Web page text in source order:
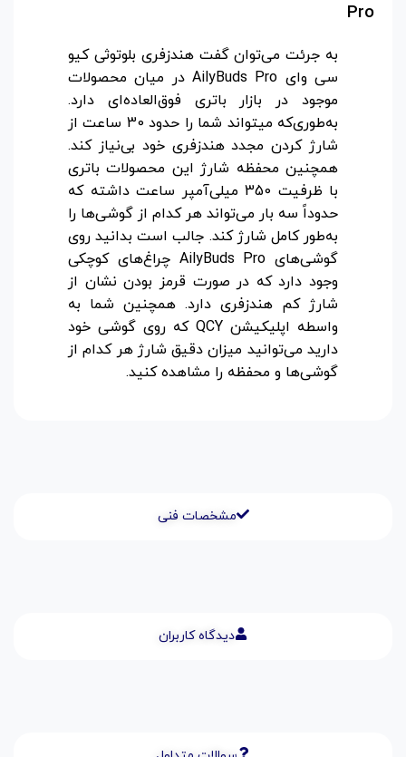
مشخصات فنی
دیدگاه کاربران
Pro
به جرئت می‌توان گفت هندزفری بلوتوثی کیو
سی وای AilyBuds Pro در میان محصولات
موجود در بازار باتری فوق‌العاده‌ای دارد.
به‌طوری‌که میتواند شما را حدود 30 ساعت از
شارژ کردن مجدد هندزفری خود بی‌نیاز کند.
همچنین محفظه شارژ این محصولات باتری
با ظرفیت 350 میلی‌آمپر ساعت داشته که
حدوداً سه بار می‌تواند هر کدام از گوشی‌ها را
به‌طور کامل شارژ کند. جالب است بدانید روی
گوشی‌های AilyBuds Pro چراغ‌های کوچکی
وجود دارد که در صورت قرمز بودن نشان از
شارژ کم هندزفری دارد. همچنین شما به
واسطه اپلیکیشن QCY که روی گوشی خود
دارید می‌توانید میزان دقیق شارژ هر کدام از
گوشی‌ها و محفظه را مشاهده کنید.